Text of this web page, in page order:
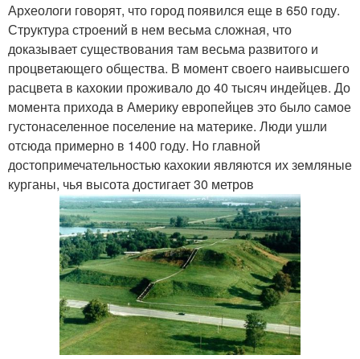
Археологи говорят, что город появился еще в 650 году.
Структура строений в нем весьма сложная, что
доказывает существования там весьма развитого и
процветающего общества. В момент своего наивысшего
расцвета в кахокии проживало до 40 тысяч индейцев. До
момента прихода в Америку европейцев это было самое
густонаселенное поселение на материке. Люди ушли
отсюда примерно в 1400 году. Но главной
достопримечательностью кахокии являются их земляные
курганы, чья высота достигает 30 метров